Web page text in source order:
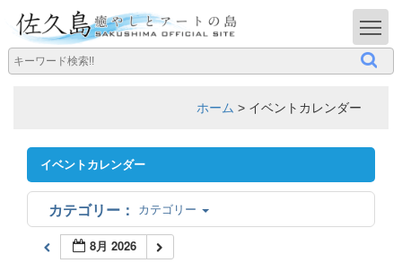
ホーム > イベントカレンダー
イベントカレンダー
カテゴリー
8月 2026